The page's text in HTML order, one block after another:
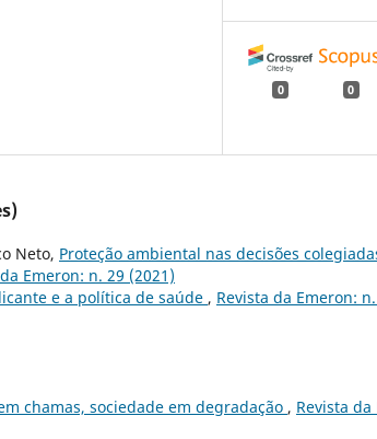
0 0
Neto, Proteção ambiental nas decisões
Emeron: n. 29 (2021)
e a política de saúde , Revista da Emeron:
chamas, sociedade em degradação , Revista